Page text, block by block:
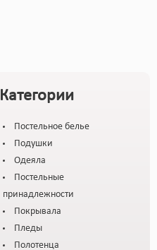
Категории
Постельное белье
Подушки
Одеяла
Постельные
принадлежности
Покрывала
Пледы
Полотенца